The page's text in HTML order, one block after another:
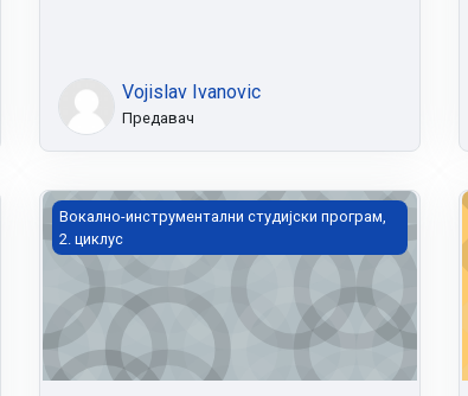
Vojislav Ivanovic
Предавач
Хор, мастер (Кл, Гит, СП)
Вокално-инструментални студијски програм,
2. циклус